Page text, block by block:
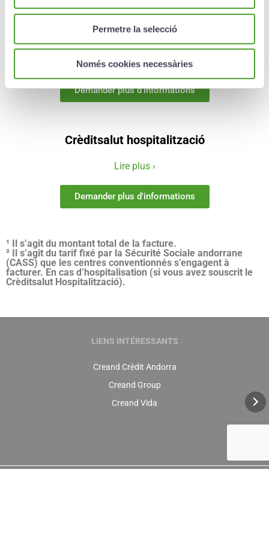
Permetre la selecció
Només cookies necessàries
Crèditsalut
Lire plus ›
Demander plus d'informations
Crèditsalut hospitalització
Lire plus ›
Demander plus d'informations
¹ Il s’agit du montant total de la facture.
² Il s’agit du tarif fixé par la Sécurité Sociale andorrane
(CASS) que les centres conventionnés s’engagent à
facturer. En cas d’hospitalisation (si vous avez souscrit le
Crèditsalut Hospitalització).
LIENS INTÉRESSANTS
Creand Crèdit Andorra
Creand Group
Creand Vida